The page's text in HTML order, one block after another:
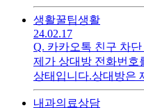
월부터 A라는 업장에
이후 25년 9월까지
월 300만원 초반대) -
월부터 4대보험 가입
을 보니 "간편장부-기
약 신고해야된다면 결
생활꿀팁생활
24.02.17
Q. 카카오톡 친구 차
제가 상대방 전화번호
상태입니다.상대방은
대방 프로필을 누르면
는데 오늘 보니 보이스
내과의료상담